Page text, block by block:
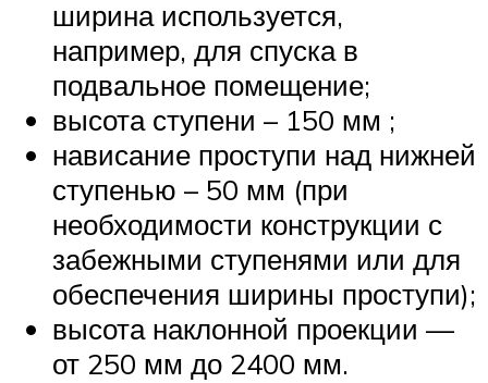
ширина используется,
например, для спуска в
подвальное помещение;
высота ступени – 150 мм ;
нависание проступи над нижней
ступенью – 50 мм (при
необходимости конструкции с
забежными ступенями или для
обеспечения ширины проступи);
высота наклонной проекции —
от 250 мм до 2400 мм.